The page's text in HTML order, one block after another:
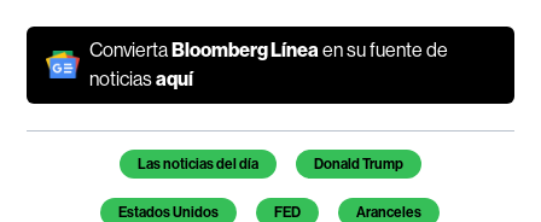
ConviertaBloomberg Línea en su fuente de
noticiasaquí
Temas de este artículo
Las noticias del día Donald Trump
Estados Unidos FED Aranceles